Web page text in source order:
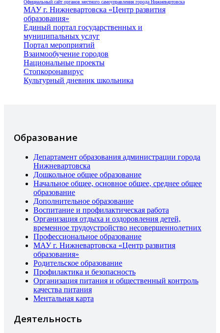
Официальный сайт органов местного самоуправления города Нижневартовска
МАУ г. Нижневартовска «Центр развития
образования»
Единый портал государственных и
муниципальных услуг
Портал мероприятий
Взаимообучение городов
Национальные проекты
Стопкоронавирус
Культурный дневник школьника
Образование
Департамент образования администрации города
Нижневартовска
Дошкольное общее образование
Начальное общее, основное общее, среднее общее
образование
Дополнительное образование
Воспитание и профилактическая работа
Организация отдыха и оздоровления детей,
временное трудоустройство несовершеннолетних
Профессиональное образование
МАУ г. Нижневартовска «Центр развития
образования»
Родительское образование
Профилактика и безопасность
Организация питания и общественный контроль
качества питания
Ментальная карта
Деятельность